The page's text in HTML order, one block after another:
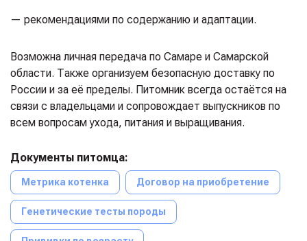
— рекомендациями по содержанию и адаптации.
Возможна личная передача по Самаре и Самарской
области. Также организуем безопасную доставку по
России и за её пределы. Питомник всегда остаётся на
связи с владельцами и сопровождает выпускников по
всем вопросам ухода, питания и выращивания.
Документы питомца:
Метрика котенка Договор на приобретение
Генетические тесты породы